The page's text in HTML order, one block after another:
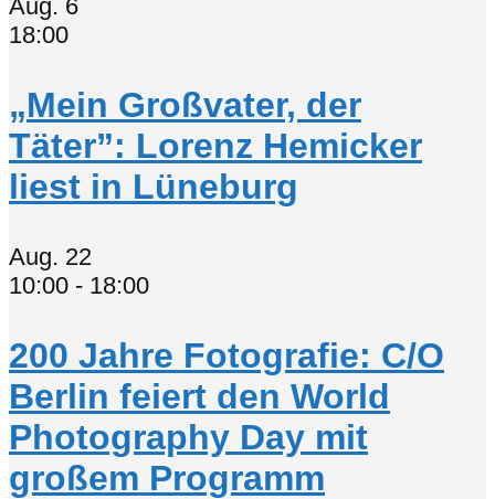
Aug. 6
18:00
„Mein Großvater, der
Täter”: Lorenz Hemicker
liest in Lüneburg
Aug. 22
10:00 - 18:00
200 Jahre Fotografie: C/O
Berlin feiert den World
Photography Day mit
großem Programm